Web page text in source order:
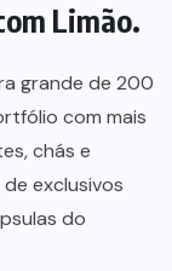
Limão.
grande de 200
com mais
chás e
exclusivos
do